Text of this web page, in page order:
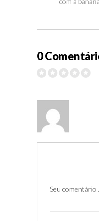
0
Seu comentário